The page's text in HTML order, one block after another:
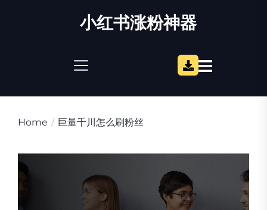
小红书涨粉神器
Home 巨量千川怎么刷粉丝